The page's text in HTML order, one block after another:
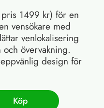
1499 kr) för en
vensökare med
venlokalisering
övervakning.
design för
Köp